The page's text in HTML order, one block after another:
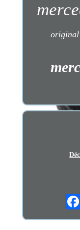
original